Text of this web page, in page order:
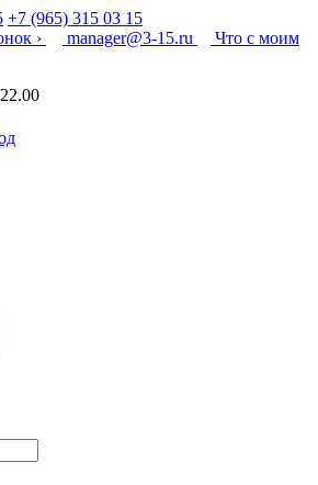
+7 (965) 315 03 15
›
manager@3-15.ru
Что с моим